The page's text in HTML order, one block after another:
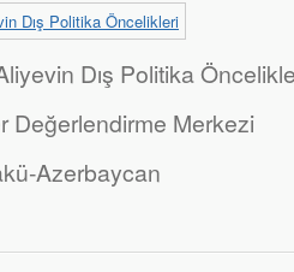
Dış Politika
Değerlendirme Merkezi
Azerbaycan